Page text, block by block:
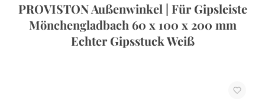
PROVISTON Außenwinkel | Für Gipsleiste
Mönchengladbach 60 x 100 x 200 mm
Echter Gipsstuck Weiß